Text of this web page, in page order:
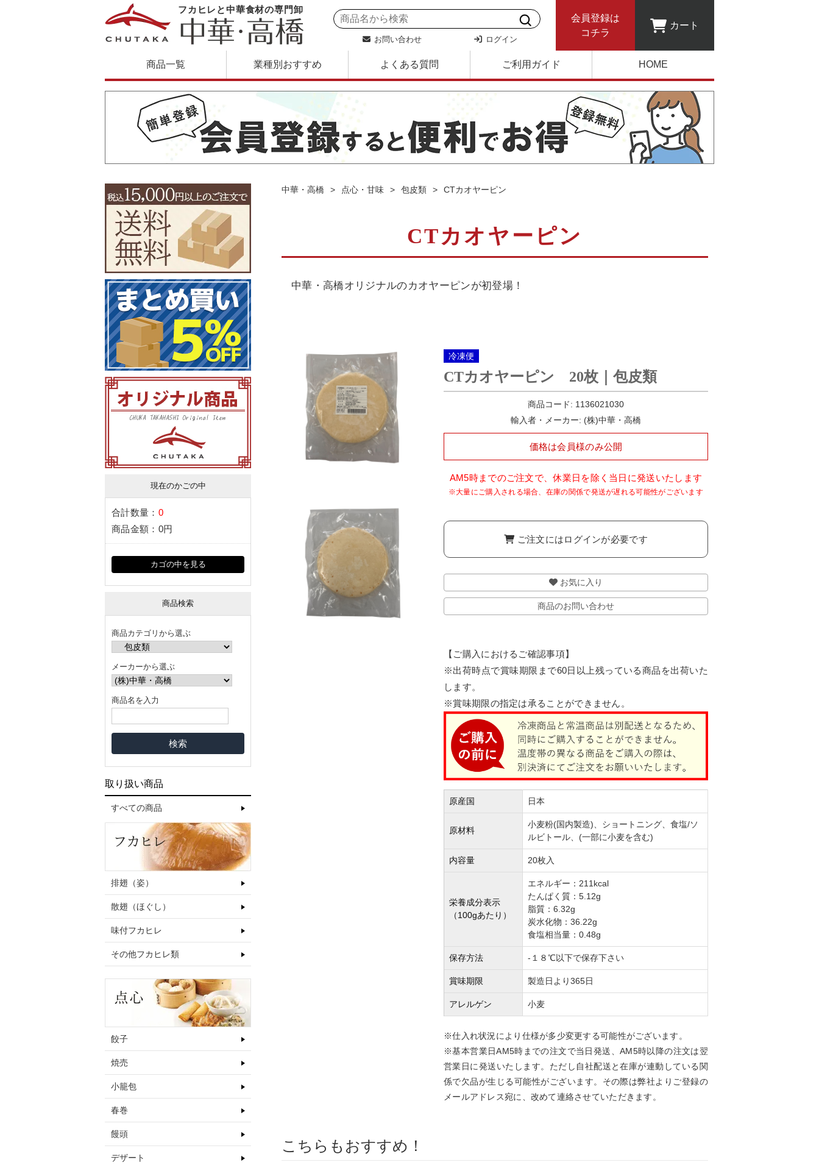
フカヒレと中華食材の専門卸
お問い合わせ ログイン
会員登録は
コチラ
カート
商品一覧 業種別おすすめ よくある質問 ご利用ガイド HOME
現在のかごの中
合計数量： 0
商品金額： 0円
カゴの中を見る
商品検索
商品カテゴリから選ぶ
メーカーから選ぶ
商品名を入力
取り扱い商品
すべての商品
排翅（姿）
散翅（ほぐし）
味付フカヒレ
その他フカヒレ類
餃子
焼売
小籠包
春巻
饅頭
デザート
中華・高橋 点心・甘味 包皮類 CTカオヤーピン
CTカオヤーピン
中華・高橋オリジナルのカオヤーピンが初登場！
冷凍便
CTカオヤーピン 20枚｜包皮類
商品コード: 1136021030
メーカー: (株)中華・高橋
価格は会員様のみ公開
AM5時までのご注文で、休業日を除く当日に発送いたします
ご注文にはログインが必要です
お気に入り
商品のお問い合わせ
【ご購入におけるご確認事項】
※出荷時点で賞味期限まで60日以上残っている商品を出荷いた
します。
※賞味期限の指定は承ることができません。
原産国 日本
原材料
小麦粉(国内製造)、ショートニング、食塩/ソ
ルビトール、(一部に小麦を含む)
内容量 20枚入
栄養成分表示
（100gあたり）
エネルギー：211kcal
たんぱく質：5.12g
脂質：6.32g
炭水化物：36.22g
食塩相当量：0.48g
保存方法 -１８℃以下で保存下さい
賞味期限 製造日より365日
アレルゲン 小麦
※仕入れ状況により仕様が多少変更する可能性がございます。
※基本営業日AM5時までの注文で当日発送、AM5時以降の注文は翌
営業日に発送いたします。ただし自社配送と在庫が連動している関
係で欠品が生じる可能性がございます。その際は弊社よりご登録の
メールアドレス宛に、改めて連絡させていただきます。
こちらもおすすめ！